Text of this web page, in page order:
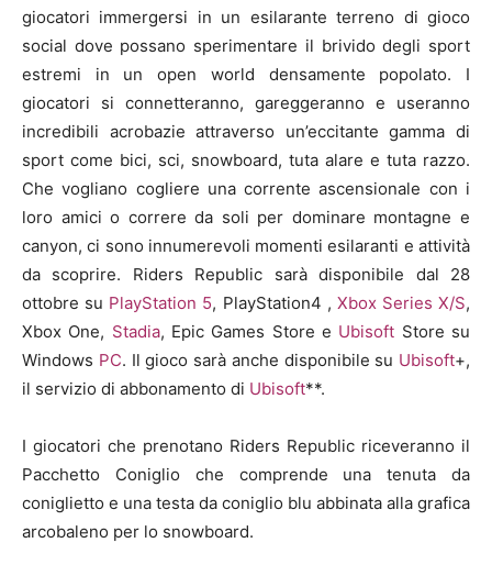
giocatori immergersi in un esilarante terreno di gioco
social dove possano sperimentare il brivido degli sport
estremi in un open world densamente popolato. I
giocatori si connetteranno, gareggeranno e useranno
incredibili acrobazie attraverso un’eccitante gamma di
sport come bici, sci, snowboard, tuta alare e tuta razzo.
Che vogliano cogliere una corrente ascensionale con i
loro amici o correre da soli per dominare montagne e
canyon, ci sono innumerevoli momenti esilaranti e attività
da scoprire. Riders Republic sarà disponibile dal 28
ottobre su PlayStation 5, PlayStation4 , Xbox Series X/S,
Xbox One, Stadia, Epic Games Store e Ubisoft Store su
Windows PC. Il gioco sarà anche disponibile su Ubisoft+,
il servizio di abbonamento di Ubisoft**.
I giocatori che prenotano Riders Republic riceveranno il
Pacchetto Coniglio che comprende una tenuta da
coniglietto e una testa da coniglio blu abbinata alla grafica
arcobaleno per lo snowboard.